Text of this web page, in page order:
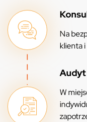
Na
klienta
Audyt
W